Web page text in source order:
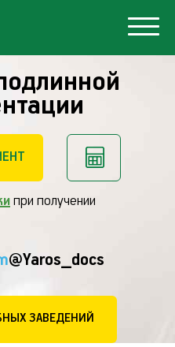
при получении
@Yaros_docs
ЗАВЕДЕНИЙ